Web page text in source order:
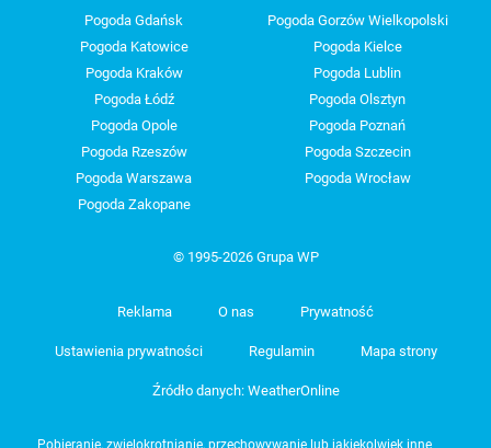
Pogoda Gdańsk
Pogoda Gorzów Wielkopolski
Pogoda Katowice
Pogoda Kielce
Pogoda Kraków
Pogoda Lublin
Pogoda Łódź
Pogoda Olsztyn
Pogoda Opole
Pogoda Poznań
Pogoda Rzeszów
Pogoda Szczecin
Pogoda Warszawa
Pogoda Wrocław
Pogoda Zakopane
© 1995-2026 Grupa WP
Reklama O nas Prywatność
Ustawienia prywatności Regulamin Mapa strony
Źródło danych: WeatherOnline
Pobieranie, zwielokrotnianie, przechowywanie lub jakiekolwiek inne